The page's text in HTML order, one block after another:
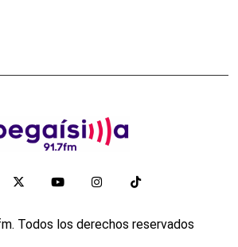
Todos los derechos reservados